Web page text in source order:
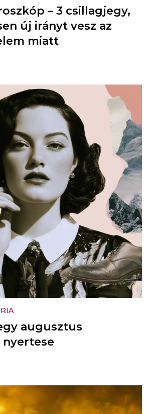
– 3 csillagjegy,
új irányt vesz az
miatt
augusztus
nyertese